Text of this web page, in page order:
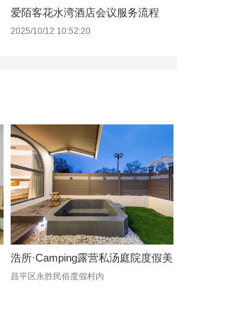
爱陌客花水湾酒店会议服务流程
2025/10/12 10:52:20
浩所·Camping露营私汤庭院度假美
昌平区永胜民俗度假村内